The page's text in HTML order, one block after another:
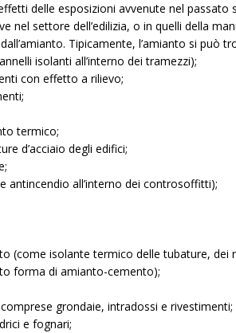
delle esposizioni avvenute nel passato
nel settore dell’edilizia, o in quelli della
Tipicamente, l’amianto si può
isolanti all’interno dei tramezzi);
con effetto a rilievo;
termico;
d’acciaio degli edifici;
antincendio all’interno dei controsoffitti);
(come isolante termico delle tubature, dei
forma di amianto-cemento);
grondaie, intradossi e rivestimenti;
e fognari;